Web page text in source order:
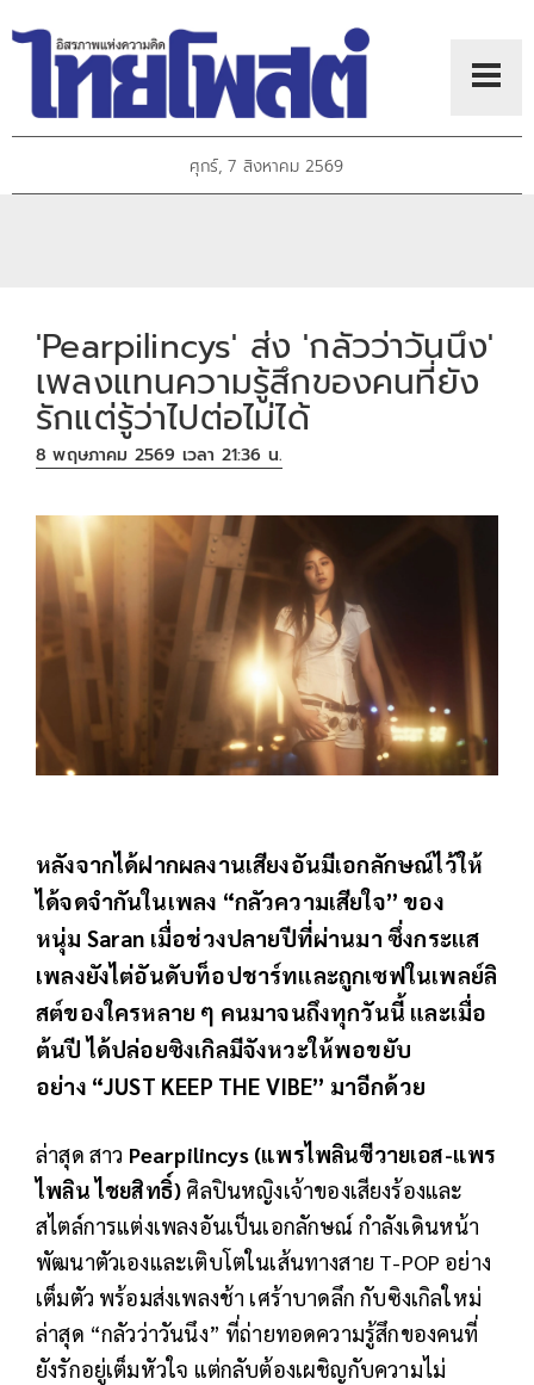
ศุกร์, 7 สิงหาคม 2569
'Pearpilincys' ส่ง 'กลัวว่าวันนึง'
เพลงแทนความรู้สึกของคนที่ยัง
รักแต่รู้ว่าไปต่อไม่ได้
8 พฤษภาคม 2569 เวลา 21:36 น.
หลังจากได้ฝากผลงานเสียงอันมีเอกลักษณ์ไว้ให้
ได้จดจำกันในเพลง “กลัวความเสียใจ” ของ
หนุ่ม Saran เมื่อช่วงปลายปีที่ผ่านมา ซึ่งกระแส
เพลงยังไต่อันดับท็อปชาร์ทและถูกเซฟในเพลย์ลิ
สต์ของใครหลาย ๆ คนมาจนถึงทุกวันนี้ และเมื่อ
ต้นปี ได้ปล่อยซิงเกิลมีจังหวะให้พอขยับ
อย่าง “JUST KEEP THE VIBE” มาอีกด้วย
ล่าสุด สาว Pearpilincys (แพรไพลินซีวายเอส-แพร
ไพลิน ไชยสิทธิ์) ศิลปินหญิงเจ้าของเสียงร้องและ
สไตล์การแต่งเพลงอันเป็นเอกลักษณ์ กำลังเดินหน้า
พัฒนาตัวเองและเติบโตในเส้นทางสาย T-POP อย่าง
เต็มตัว พร้อมส่งเพลงช้า เศร้าบาดลึก กับซิงเกิลใหม่
ล่าสุด “กลัวว่าวันนึง” ที่ถ่ายทอดความรู้สึกของคนที่
ยังรักอยู่เต็มหัวใจ แต่กลับต้องเผชิญกับความไม่